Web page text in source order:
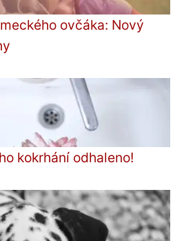
ovčáka: Nový
kokrhání odhaleno!